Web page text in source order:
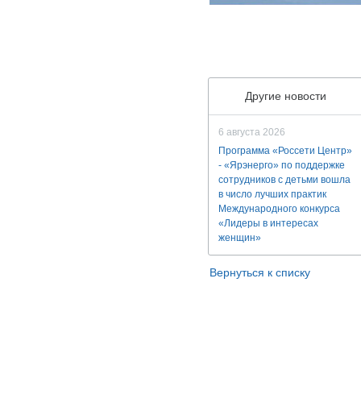
Другие новости
6 августа 2026
Программа «Россети Центр»
- «Ярэнерго» по поддержке
сотрудников с детьми вошла
в число лучших практик
Международного конкурса
«Лидеры в интересах
женщин»
Вернуться к списку